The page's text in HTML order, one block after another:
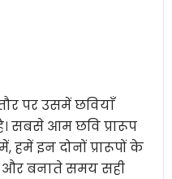
पर उसमें छवियाँ
सबसे आम छवि प्रारूप
हमें इन दोनों प्रारूपों के
और बनाते समय सही